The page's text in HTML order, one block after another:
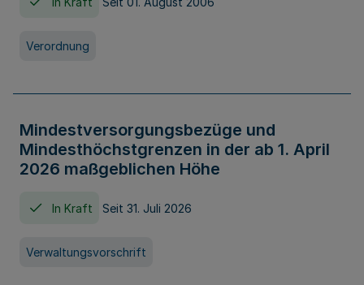
Verordnung
Mindestversorgungsbezüge und
Mindesthöchstgrenzen in der ab 1. April
2026 maßgeblichen Höhe
In Kraft Seit 31. Juli 2026
Verwaltungsvorschrift